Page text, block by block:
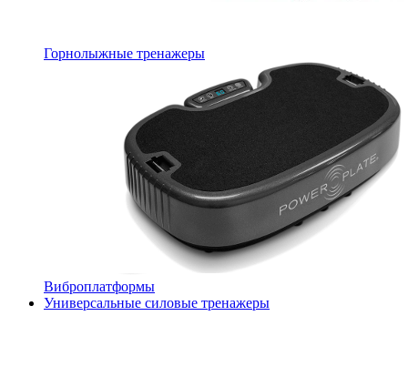
Горнолыжные тренажеры
Виброплатформы
Универсальные силовые тренажеры